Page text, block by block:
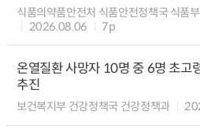
식품의약품안전처 식품안전정책국 식품
2026.08.06
7p
온열질환 사망자 10명 중 6명 초고
추진
보건복지부 건강정책국 건강정책과